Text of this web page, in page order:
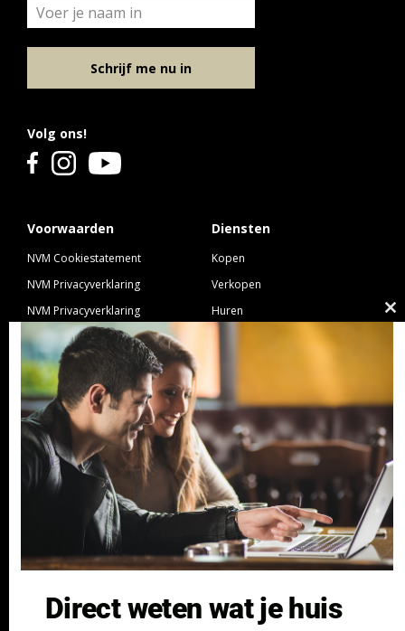
Voorwaarden
NVM Cookiestatement
NVM Privacyverklaring
NVM Privacyverklaring
Nieuwbouw
NVM Voorwaarden Consument
NVM Voorwaarden
Professionele Opdrachtgevers
Diensten
Kopen
Verkopen
Huren
Hypotheek
Verzekeren
Links
Ibiza Real Estate BDK
NieuwWonenUtrecht
Zuijdplas | De Keizer
Bedrijfsmakelaars
Kennisbank
Volg ons!
Schrijf me nu in
Direct weten wat je huis